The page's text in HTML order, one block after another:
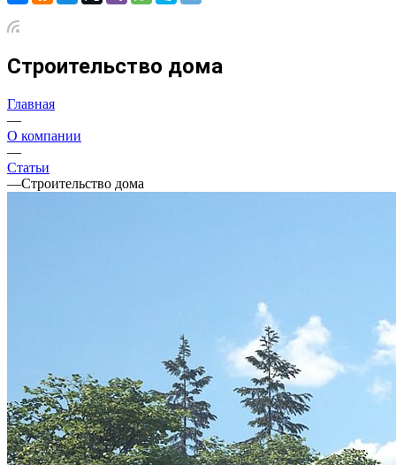
Строительство дома
Главная
—
О компании
—
Статьи
—Строительство дома